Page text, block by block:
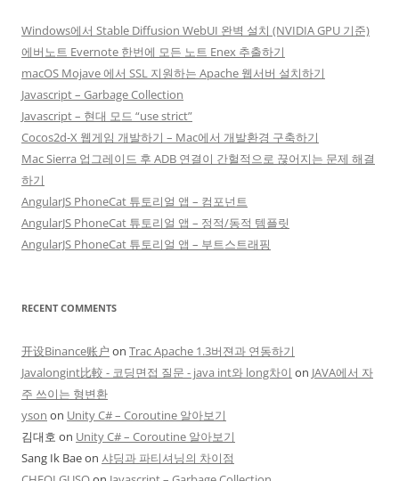
Windows에서 Stable Diffusion WebUI 완벽 설치 (NVIDIA GPU 기준)
에버노트 Evernote 한번에 모든 노트 Enex 추출하기
macOS Mojave 에서 SSL 지원하는 Apache 웹서버 설치하기
Javascript – Garbage Collection
Javascript – 현대 모드 “use strict”
Cocos2d-X 웹게임 개발하기 – Mac에서 개발환경 구축하기
Mac Sierra 업그레이드 후 ADB 연결이 간헐적으로 끊어지는 문제 해결
하기
AngularJS PhoneCat 튜토리얼 앱 – 컴포넌트
AngularJS PhoneCat 튜토리얼 앱 – 정적/동적 템플릿
AngularJS PhoneCat 튜토리얼 앱 – 부트스트래핑
RECENT COMMENTS
开设Binance账户 on Trac Apache 1.3버젼과 연동하기
Javalongint比較 - 코딩면접 질문 - java int와 long차이 on JAVA에서 자
주 쓰이는 형변환
yson on Unity C# – Coroutine 알아보기
김대호 on Unity C# – Coroutine 알아보기
Sang Ik Baeon 샤딩과 파티셔닝의 차이점